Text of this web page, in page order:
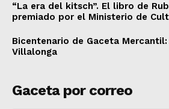
“La era del kitsch”. El libro de
premiado por el Ministerio de
Bicentenario de Gaceta
Villalonga
Gaceta por correo